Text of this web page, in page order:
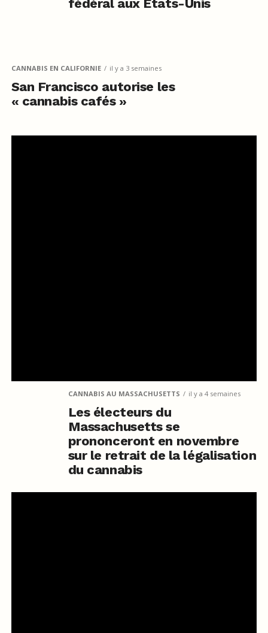
fédéral aux États-Unis
CANNABIS EN CALIFORNIE il y a 3 semaines
San Francisco autorise les
« cannabis cafés »
CANNABIS AU MASSACHUSETTS il y a 4 semaines
Les électeurs du
Massachusetts se
prononceront en novembre
sur le retrait de la légalisation
du cannabis